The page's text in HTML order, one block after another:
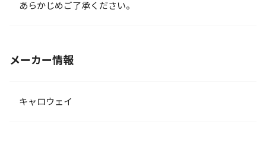
あらかじめご了承ください。
メーカー情報
キャロウェイ